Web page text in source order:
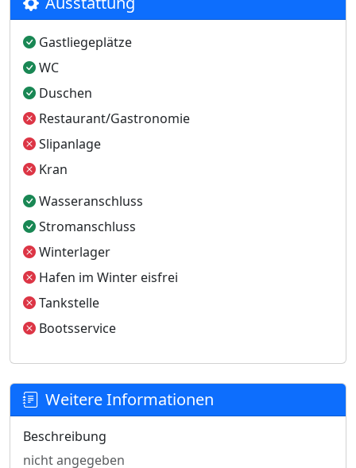
Gastliegeplätze
WC
Duschen
Restaurant/Gastronomie
Slipanlage
Kran
Wasseranschluss
Stromanschluss
Winterlager
Hafen im Winter eisfrei
Tankstelle
Bootsservice
Weitere Informationen
Beschreibung
nicht angegeben